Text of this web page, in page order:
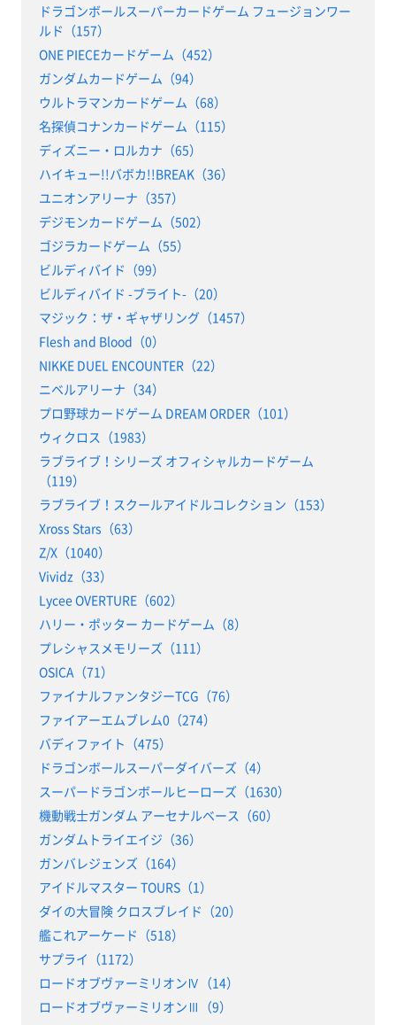
ドラゴンボールスーパーカードゲーム フュージョンワー
ルド（157）
ONE PIECEカードゲーム（452）
ガンダムカードゲーム（94）
ウルトラマンカードゲーム（68）
名探偵コナンカードゲーム（115）
ディズニー・ロルカナ（65）
ハイキュー!!バボカ!!BREAK（36）
ユニオンアリーナ（357）
デジモンカードゲーム（502）
ゴジラカードゲーム（55）
ビルディバイド（99）
ビルディバイド -ブライト-（20）
マジック：ザ・ギャザリング（1457）
Flesh and Blood（0）
NIKKE DUEL ENCOUNTER（22）
ニベルアリーナ（34）
プロ野球カードゲーム DREAM ORDER（101）
ウィクロス（1983）
ラブライブ！シリーズ オフィシャルカードゲーム
（119）
ラブライブ！スクールアイドルコレクション（153）
Xross Stars（63）
Z/X（1040）
Vividz（33）
Lycee OVERTURE（602）
ハリー・ポッター カードゲーム（8）
プレシャスメモリーズ（111）
OSICA（71）
ファイナルファンタジーTCG（76）
ファイアーエムブレム0（274）
バディファイト（475）
ドラゴンボールスーパーダイバーズ（4）
スーパードラゴンボールヒーローズ（1630）
機動戦士ガンダム アーセナルベース（60）
ガンダムトライエイジ（36）
ガンバレジェンズ（164）
アイドルマスター TOURS（1）
ダイの大冒険 クロスブレイド（20）
艦これアーケード（518）
サプライ（1172）
ロードオブヴァーミリオンⅣ（14）
ロードオブヴァーミリオンⅢ（9）